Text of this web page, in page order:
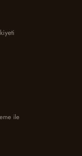
ile